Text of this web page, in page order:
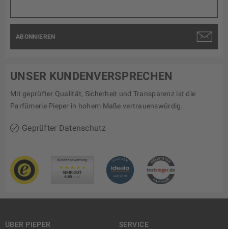
ABONNIEREN
UNSER KUNDENVERSPRECHEN
Mit geprüfter Qualität, Sicherheit und Transparenz ist die
Parfümerie Pieper in hohem Maße vertrauenswürdig.
Geprüfter Datenschutz
ÜBER PIEPER
SERVICE